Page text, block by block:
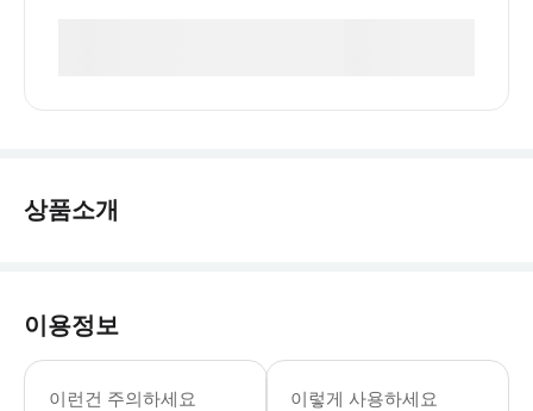
상품소개
이용정보
이런건 주의하세요
* 매년 11월 1일부터 다음 해 4월 30
* 후쉐옌 옛 저택은 허팡제와 인접해
이렇게 사용하세요